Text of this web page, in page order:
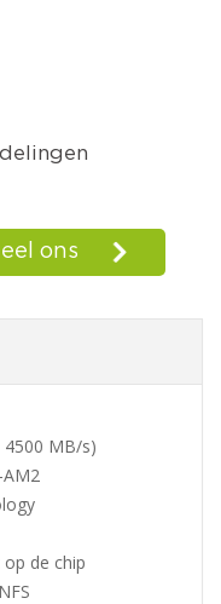
4500 MB/s)
de chip